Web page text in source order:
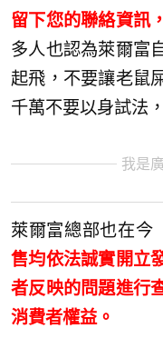
留下您的聯絡資訊
多人也認為萊爾富
起飛，不要讓老鼠
千萬不要以身試法
我是
萊爾富總部也在今
售均依法誠實開立
者反映的問題進行
消費者權益。